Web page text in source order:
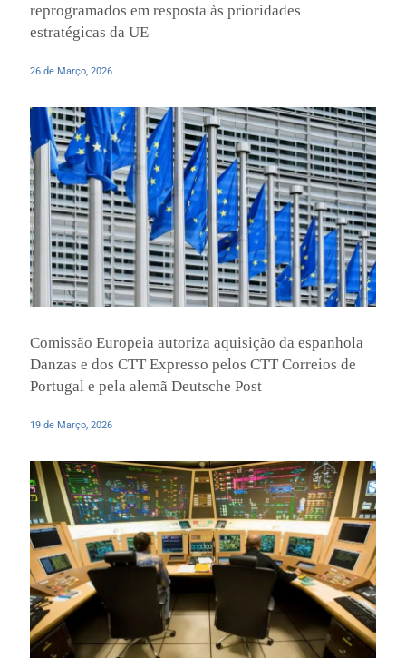
reprogramados em resposta às prioridades
estratégicas da UE
26 de Março, 2026
Comissão Europeia autoriza aquisição da espanhola
Danzas e dos CTT Expresso pelos CTT Correios de
Portugal e pela alemã Deutsche Post
19 de Março, 2026